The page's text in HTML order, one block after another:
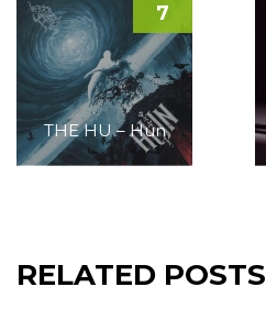
THE HU – Hun
7
RELATED POSTS